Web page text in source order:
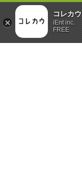
コレカウ
iEnt inc.
FREE